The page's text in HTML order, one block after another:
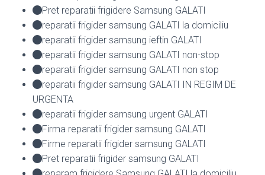
Pret reparatii frigidere Samsung GALATI
reparatii frigider samsung GALATI la domiciliu
reparatii frigider samsung ieftin GALATI
reparatii frigider samsung GALATI non-stop
reparatii frigider samsung GALATI non stop
reparatii frigider samsung GALATI IN REGIM DE
URGENTA
reparatii frigider samsung urgent GALATI
Firma reparatii frigider samsung GALATI
Firme reparatii frigider samsung GALATI
Pret reparatii frigider samsung GALATI